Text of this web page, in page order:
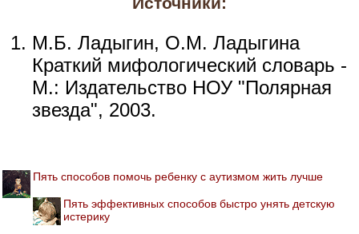
М.Б. Ладыгин, О.М. Ладыгина
Краткий мифологический словарь -
М.: Издательство НОУ "Полярная
звезда", 2003.
Пять способов помочь ребенку с аутизмом жить лучше
Пять эффективных способов быстро унять детскую
истерику